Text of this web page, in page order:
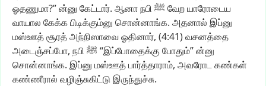
ஓதணுமா?”ன்னு கேட்டார். ஆனாநபி ﷺ வேறயாரோடைய
வாயால கேக்கபிடிக்கும்னு சொன்னாங்க. அதனால் இப்னு
மஸ்ஊத்சூரத்அந்நிஸாவை ஓதினார், (4:41)வசனத்தை
அடைஞ்சப்போ, நபி ﷺ “இப்போதைக்கு போதும்”ன்னு
சொன்னாங்க. இப்னு மஸ்ஊத்பார்த்தாராம், அவரோடகண்கள்
கண்ணீரால் வழிஞ்சுகிட்டு இருந்துச்சு.